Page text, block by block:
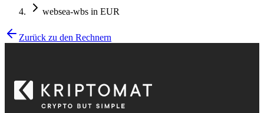
websea-wbs in EUR
Zurück zu den Rechnern